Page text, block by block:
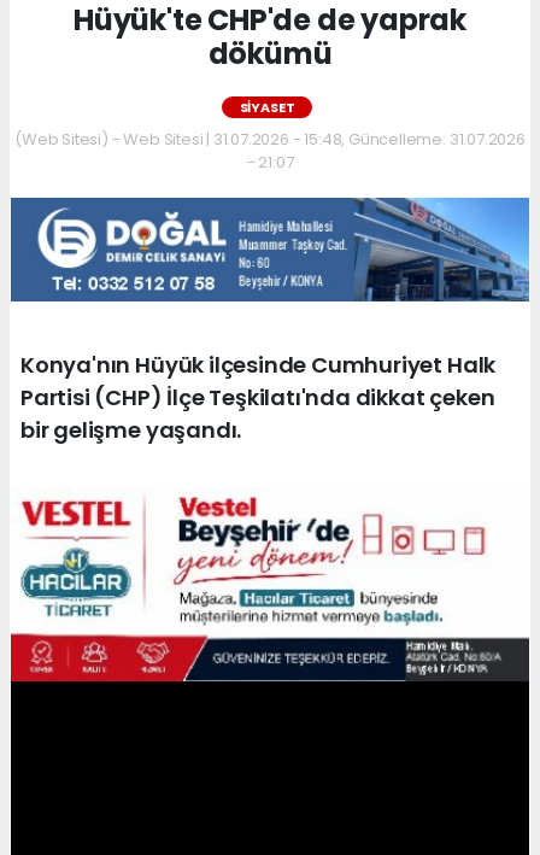
Hüyük'te CHP'de de yaprak
dökümü
SIYASET
(Web Sitesi) - Web Sitesi | 31.07.2026 - 15:48, Güncelleme: 31.07.2026
- 21:07
Konya'nın Hüyük ilçesinde Cumhuriyet Halk
Partisi (CHP) İlçe Teşkilatı'nda dikkat çeken
bir gelişme yaşandı.